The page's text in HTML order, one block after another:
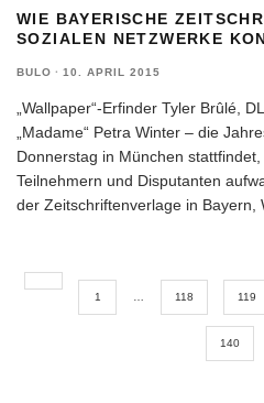
WIE BAYERISCHE
SOZIALEN NETZWERKE
BULO · 10. APRIL 2015
„Wallpaper“-Erfinder Tyler Brûlé,
„Madame“ Petra Winter – die
Donnerstag in München
Teilnehmern und Disputanten
der Zeitschriftenverlage in Bayern,
1 … 118 119
140